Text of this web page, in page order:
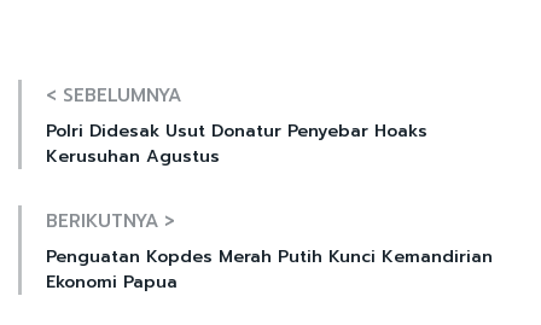
< SEBELUMNYA
Polri Didesak Usut Donatur Penyebar Hoaks
Kerusuhan Agustus
BERIKUTNYA >
Penguatan Kopdes Merah Putih Kunci Kemandirian
Ekonomi Papua